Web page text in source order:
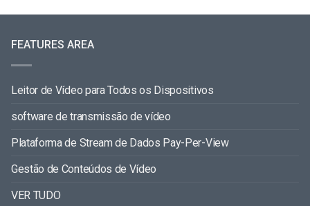
FEATURES AREA
Leitor de Vídeo para Todos os Dispositivos
software de transmissão de vídeo
Plataforma de Stream de Dados Pay-Per-View
Gestão de Conteúdos de Vídeo
VER TUDO